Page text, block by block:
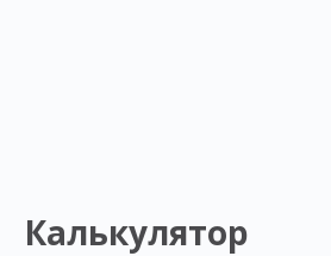
Калькулятор